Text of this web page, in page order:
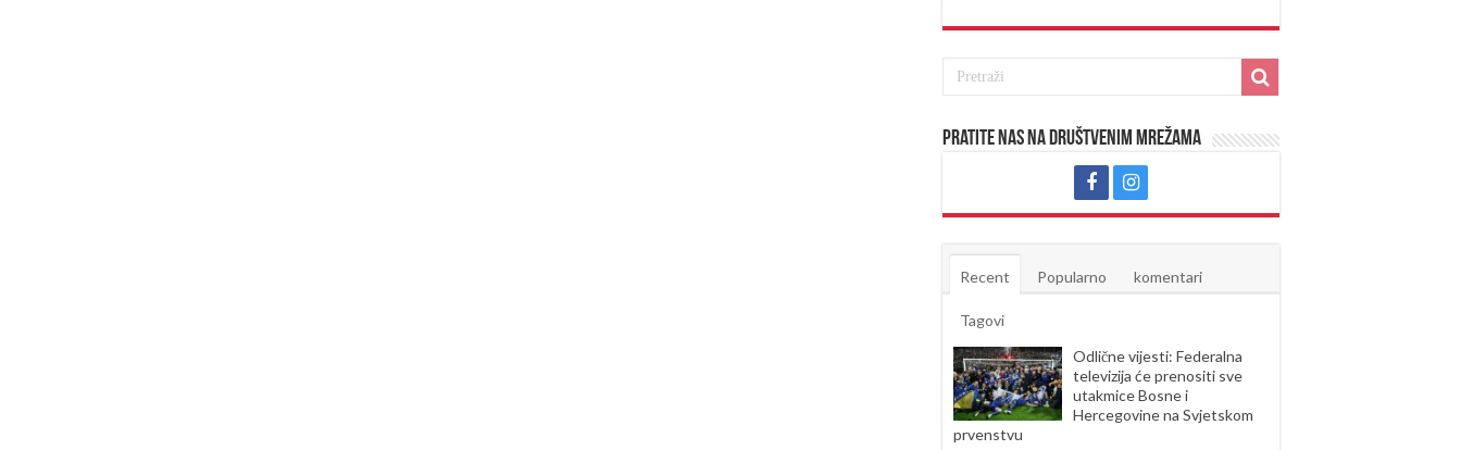
Pratite nas na društvenim mrežama
Recent Popularno komentari
Tagovi
Odlične vijesti: Federalna
televizija će prenositi sve
utakmice Bosne i
Hercegovine na Svjetskom
prvenstvu